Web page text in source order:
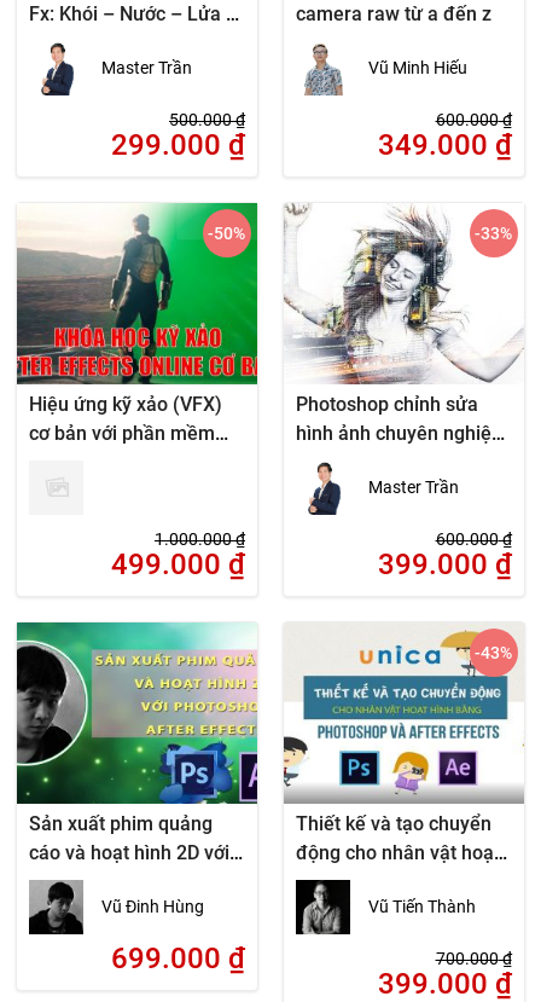
Fx: Khói – Nước – Lửa –
Điện
Master Trần
500.000₫
299.000 ₫
camera raw từ a đến z
Vũ Minh Hiếu
600.000₫
349.000 ₫
Hiệu ứng kỹ xảo (VFX)
cơ bản với phần mềm
1.000.000₫
499.000 ₫
-50%
Photoshop chỉnh sửa
hình ảnh chuyên nghiệp
cho nhiếp ảnh gia
Master Trần
600.000₫
399.000 ₫
-33%
Sản xuất phim quảng
cáo và hoạt hình 2D với
Photoshop và After
effects
Vũ Đinh Hùng
699.000 ₫
Thiết kế và tạo chuyển
động cho nhân vật hoạt
hình bằng Photoshop và
After EffectsVũ Tiến Thành
700.000₫
399.000 ₫
-43%